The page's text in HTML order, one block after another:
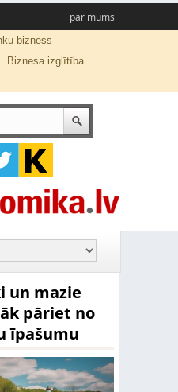
par mums
bizness
Biznesa izglītība
un mazie
pāriet no
īpašumu